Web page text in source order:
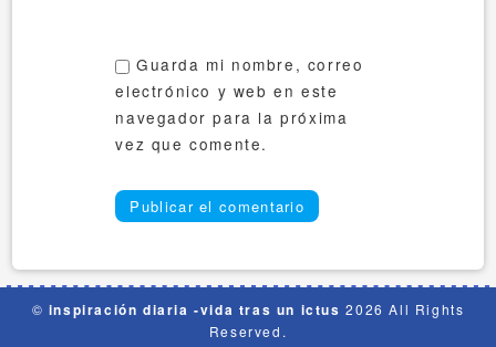
Guarda mi nombre, correo
electrónico y web en este
navegador para la próxima
vez que comente.
© inspiración diaria -vida tras un ictus 2026 All Rights
Reserved.